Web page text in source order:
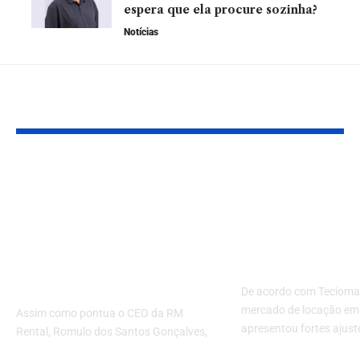
espera que ela procure sozinha?
Notícias
Assim como pontua o CEO da RM
Rental, Romulo dos Santos Gonçalves,
De acordo com
mercado de locação
apresentou fortes